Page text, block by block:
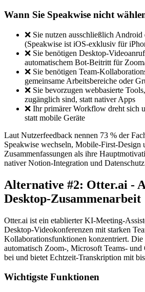
Wann Sie Speakwise nicht
❌ Sie nutzen ausschließlich
(Speakwise ist iOS-exklusiv für
❌ Sie benötigen Desktop-
automatischem Bot-Beitritt für
❌ Sie benötigen Team-
gemeinsame Arbeitsbereiche oder
❌ Sie bevorzugen webbasierte
zugänglich sind, statt nativer Apps
❌ Ihr primärer Workflow dreht sich
statt mobile Geräte
Laut Nutzerfeedback nennen 73 % der
Speakwise wechseln, Mobile-First-Design
Zusammenfassungen als ihre
nativer Notion-Integration und
Alternative #2: Otter.ai -
Desktop-Zusammenarbeit
Otter.ai ist ein etablierter KI-Meeting-
Desktop-Videokonferenzen mit starken
Kollaborationsfunktionen konzentriert.
automatisch Zoom-, Microsoft Teams-
bei und bietet Echtzeit-Transkription mit
Wichtigste Funktionen